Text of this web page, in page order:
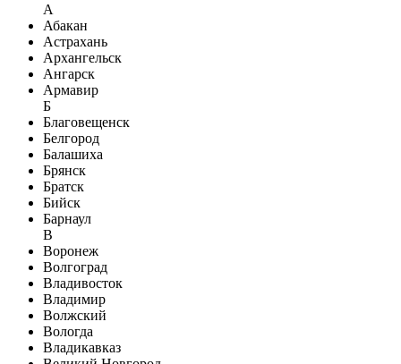
А
Абакан
Астрахань
Архангельск
Ангарск
Армавир
Б
Благовещенск
Белгород
Балашиха
Брянск
Братск
Бийск
Барнаул
В
Воронеж
Волгоград
Владивосток
Владимир
Волжский
Вологда
Владикавказ